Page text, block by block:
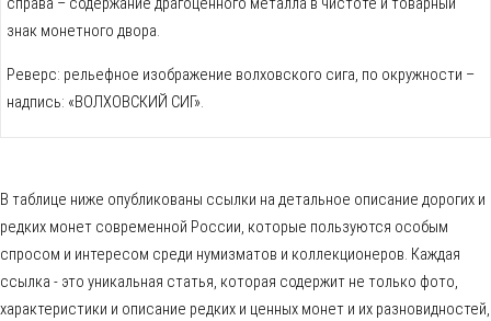
знак монетного двора.
Реверс: рельефное изображение волховского сига, по окружности –
надпись: «ВОЛХОВСКИЙ СИГ».
В таблице ниже опубликованы ссылки на детальное описание дорогих и
редких монет современной России, которые пользуются особым
спросом и интересом среди нумизматов и коллекционеров. Каждая
ссылка - это уникальная статья, которая содержит не только фото,
характеристики и описание редких и ценных монет и их разновидностей,